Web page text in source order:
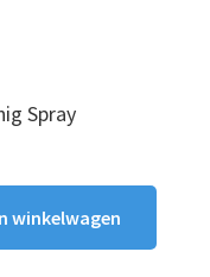
Spray
winkelwagen